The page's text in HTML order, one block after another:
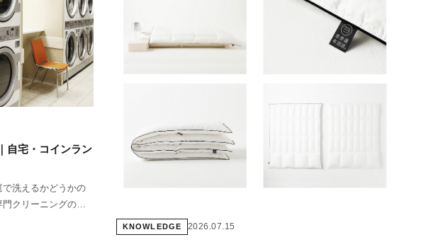
自宅・コインラン
洗えるかどうかの
クリーニングの使
KNOWLEDGE 2026.07.15